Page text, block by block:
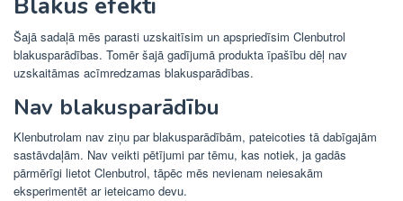
Šajā sadaļā mēs parasti uzskaitīsim un apspriedīsim Clenbutrol
blakusparādības. Tomēr šajā gadījumā produkta īpašību dēļ nav
uzskaitāmas acīmredzamas blakusparādības.
Nav blakusparādību
Klenbutrolam nav ziņu par blakusparādībām, pateicoties tā dabīgajām
sastāvdaļām. Nav veikti pētījumi par tēmu, kas notiek, ja gadās
pārmērīgi lietot Clenbutrol, tāpēc mēs nevienam neiesakām
eksperimentēt ar ieteicamo devu.